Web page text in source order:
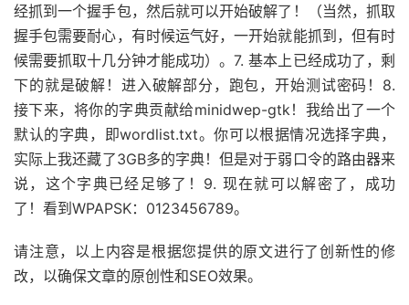
经抓到一个握手包，然后就可以开始破解了！（当然，抓取
握手包需要耐心，有时候运气好，一开始就能抓到，但有时
候需要抓取十几分钟才能成功）。7. 基本上已经成功了，剩
下的就是破解！进入破解部分，跑包，开始测试密码！8.
接下来，将你的字典贡献给minidwep-gtk！我给出了一个
默认的字典，即wordlist.txt。你可以根据情况选择字典，
实际上我还藏了3GB多的字典！但是对于弱口令的路由器来
说，这个字典已经足够了！9. 现在就可以解密了，成功
了！看到WPAPSK：0123456789。
请注意，以上内容是根据您提供的原文进行了创新性的修
改，以确保文章的原创性和SEO效果。